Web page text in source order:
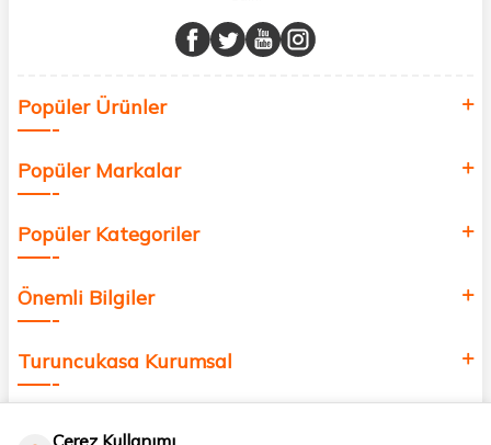
buluşturuyor ve online alışveriş deneyiminizi en iyi hale getiriyoruz.
Sağlık, güzellik ve iyi yaşam için aradığınız her şey burada!
değer katmak için bize katılın!
Popüler Ürünler
Popüler Markalar
Popüler Kategoriler
Önemli Bilgiler
Turuncukasa Kurumsal
Çerez Kullanımı